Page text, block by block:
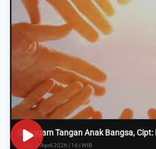
Genggam Tangan Anak Bangsa,
Rabu, 8 April 2026 | 16:i WIB